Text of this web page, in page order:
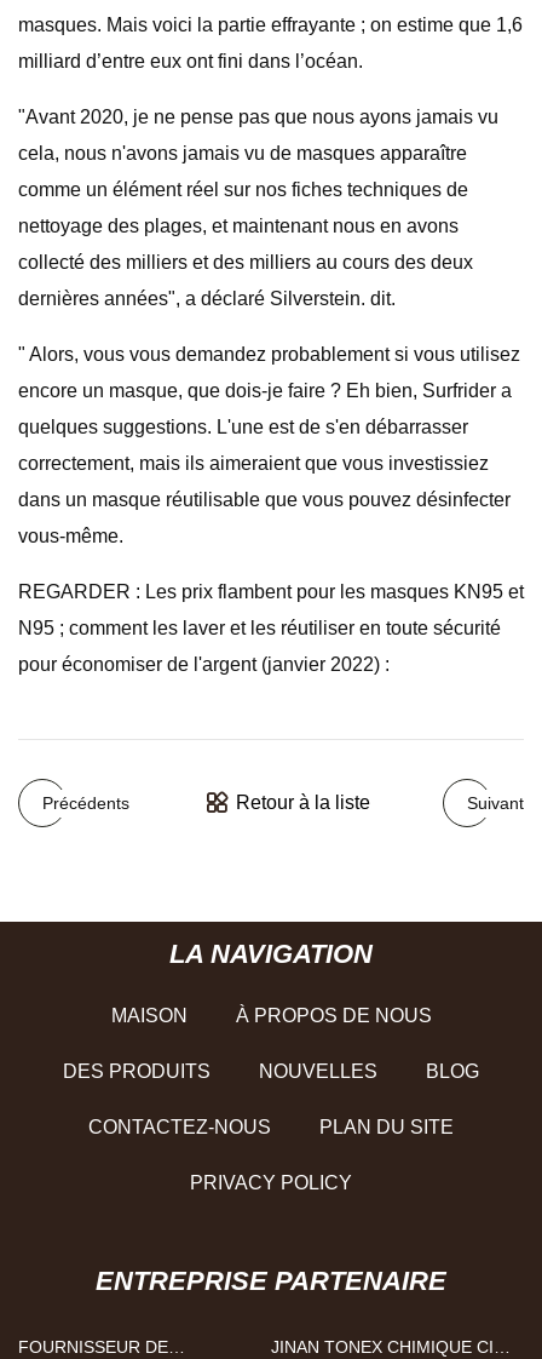
masques. Mais voici la partie effrayante ; on estime que 1,6
milliard d’entre eux ont fini dans l’océan.
"Avant 2020, je ne pense pas que nous ayons jamais vu
cela, nous n'avons jamais vu de masques apparaître
comme un élément réel sur nos fiches techniques de
nettoyage des plages, et maintenant nous en avons
collecté des milliers et des milliers au cours des deux
dernières années", a déclaré Silverstein. dit.
" Alors, vous vous demandez probablement si vous utilisez
encore un masque, que dois-je faire ? Eh bien, Surfrider a
quelques suggestions. L'une est de s'en débarrasser
correctement, mais ils aimeraient que vous investissiez
dans un masque réutilisable que vous pouvez désinfecter
vous-même.
REGARDER : Les prix flambent pour les masques KN95 et
N95 ; comment les laver et les réutiliser en toute sécurité
pour économiser de l'argent (janvier 2022) :
Précédents Retour à la liste Suivant
LA NAVIGATION
MAISON À PROPOS DE NOUS
DES PRODUITS NOUVELLES BLOG
CONTACTEZ-NOUS PLAN DU SITE
PRIVACY POLICY
ENTREPRISE PARTENAIRE
FOURNISSEUR DE JINAN TONEX CHIMIQUE CIE,